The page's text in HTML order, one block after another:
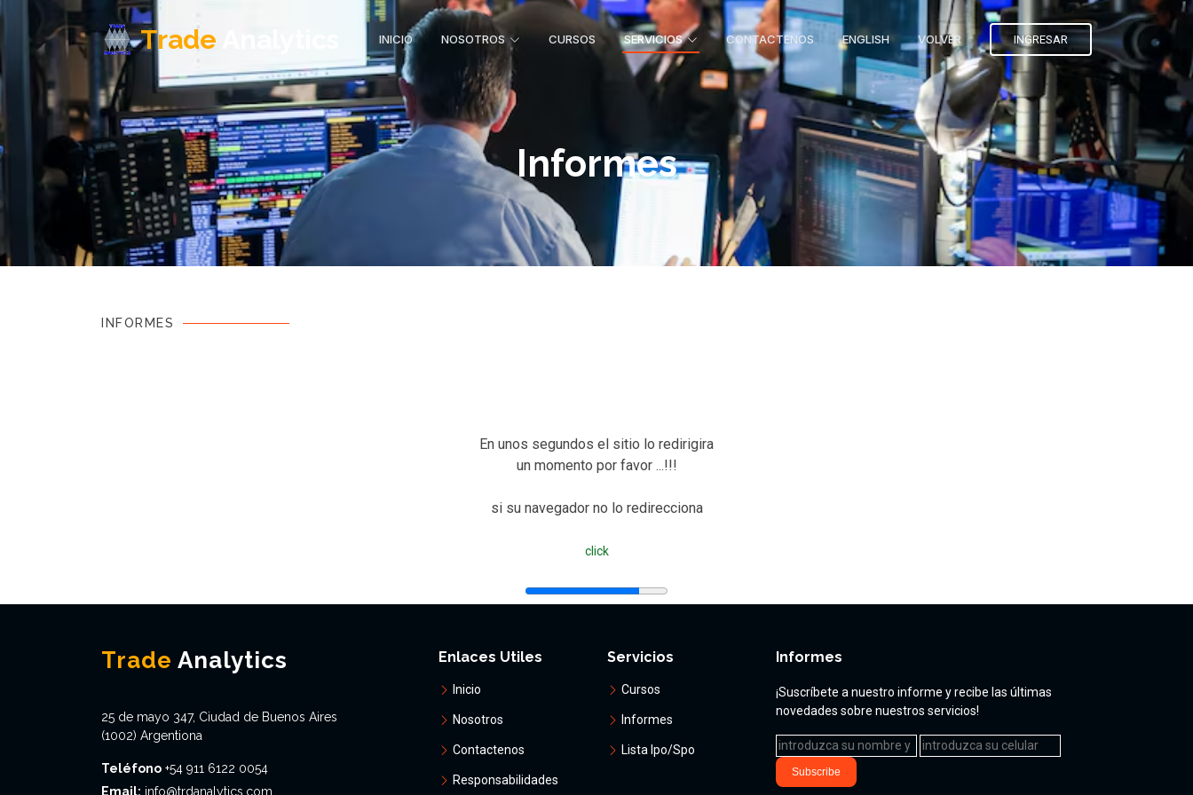
Trade INICIO NOSOTROS CURSOS SERVICIOS CONTACTENOS ENGLISH VOLVER INGRESAR
Informes
INFORMES
En unos segundos el sitio lo redirigira
un momento por favor ...!!!
si su navegador no lo redirecciona
click
Trade Analytics
25 de mayo 347, Ciudad de Buenos Aires
(1002) Argentiona
Teléfono +54 911 6122 0054
Email: info@trdanalytics.com
Enlaces Utiles
Inicio
Nosotros
Contactenos
Responsabilidades
Servicios
Cursos
Informes
Lista Ipo/Spo
Informes
¡Suscríbete a nuestro informe y recibe las últimas
novedades sobre nuestros servicios!